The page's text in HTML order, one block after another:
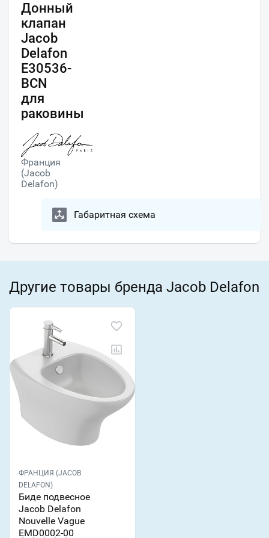
Донный
клапан
Jacob
Delafon
E30536-
BCN
для
раковины
Франция
(Jacob
Delafon)
Габаритная схема
Другие товары бренда Jacob Delafon
ФРАНЦИЯ (JACOB
DELAFON)
Биде подвесное
Jacob Delafon
Nouvelle Vague
EMD0002-00